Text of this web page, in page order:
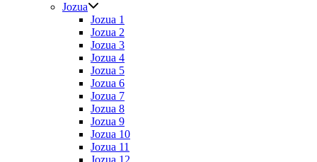
Jozua
Jozua 1
Jozua 2
Jozua 3
Jozua 4
Jozua 5
Jozua 6
Jozua 7
Jozua 8
Jozua 9
Jozua 10
Jozua 11
Jozua 12